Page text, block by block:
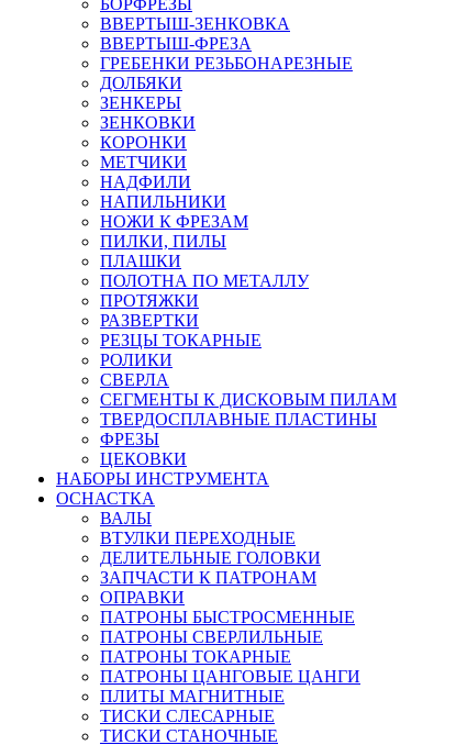
БОРФРЕЗЫ
ВВЕРТЫШ-ЗЕНКОВКА
ВВЕРТЫШ-ФРЕЗА
ГРЕБЕНКИ РЕЗЬБОНАРЕЗНЫЕ
ДОЛБЯКИ
ЗЕНКЕРЫ
ЗЕНКОВКИ
КОРОНКИ
МЕТЧИКИ
НАДФИЛИ
НАПИЛЬНИКИ
НОЖИ К ФРЕЗАМ
ПИЛКИ, ПИЛЫ
ПЛАШКИ
ПОЛОТНА ПО МЕТАЛЛУ
ПРОТЯЖКИ
РАЗВЕРТКИ
РЕЗЦЫ ТОКАРНЫЕ
РОЛИКИ
СВЕРЛА
СЕГМЕНТЫ К ДИСКОВЫМ ПИЛАМ
ТВЕРДОСПЛАВНЫЕ ПЛАСТИНЫ
ФРЕЗЫ
ЦЕКОВКИ
НАБОРЫ ИНСТРУМЕНТА
ОСНАСТКА
ВАЛЫ
ВТУЛКИ ПЕРЕХОДНЫЕ
ДЕЛИТЕЛЬНЫЕ ГОЛОВКИ
ЗАПЧАСТИ К ПАТРОНАМ
ОПРАВКИ
ПАТРОНЫ БЫСТРОСМЕННЫЕ
ПАТРОНЫ СВЕРЛИЛЬНЫЕ
ПАТРОНЫ ТОКАРНЫЕ
ПАТРОНЫ ЦАНГОВЫЕ ЦАНГИ
ПЛИТЫ МАГНИТНЫЕ
ТИСКИ СЛЕСАРНЫЕ
ТИСКИ СТАНОЧНЫЕ